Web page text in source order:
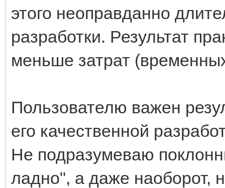
этого неоправданно
разработки. Результат
меньше затрат
Пользователю важен
его качественной
Не подразумеваю
ладно", а даже наоборот,